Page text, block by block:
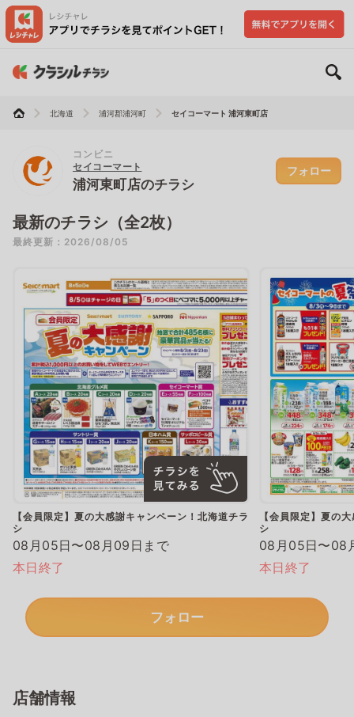
北海道 浦河郡浦河町 セイコーマート 浦河東町店
コンビニ
セイコーマート
浦河東町店のチラシ
フォロー
最新のチラシ（全2枚）
最終更新：2026/08/05
【会員限定】夏の大感謝キャンペーン！北海道チラ
シ
08月05日〜08月09日まで
本日終了
【会員限定】夏の
シ
08月05日〜08
本日終了
フォロー
店舗情報